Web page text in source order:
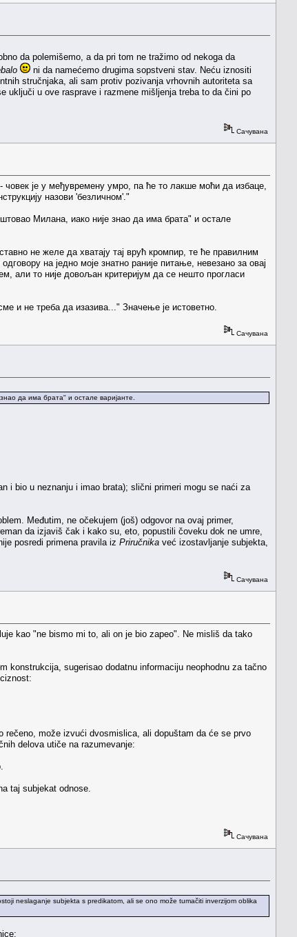
da polemišemo, a da pri tom ne tražimo od nekoga da
ni da namećemo drugima sopstveni stav. Neću iznositi
stručnjaka, ali sam protiv pozivanja vrhovnih autoriteta sa
uključi u ove rasprave i razmene mišljenja treba to da čini po
Сачувана
је у међувремену умро, па ће то лакше моћи да избаце,
назови 'безличном'."
Милана, иако није знао да има брата" и остале
не желе да хватају тај врућ кромпир, те ће правилним
на једно моје знатно раније питање, невезано за овај
али то није довољан критеријум да се нешто прогласи
и не треба да изазива..." Значење је истоветно.
Сачувана
да има брата" и остале варијанте.
i bio u neznanju i imao brata); slični primeri mogu se naći za
Međutim, ne očekujem (još) odgovor na ovaj primer,
da izjaviš čak i kako su, eto, popustili čoveku dok ne umre,
posredi primena pravila iz Priručnika već izostavljanje subjekta,
Сачувана
kao "ne bismo mi to, ali on je bio zapeo". Ne misliš da tako
konstrukcija, sugerisao dodatnu informaciju neophodnu za tačno
može izvući dvosmislica, ali dopuštam da će se prvo
delova utiče na razumevanje:
taj subjekat odnose.
Сачувана
neslaganje subjekta s predikatom, ali se ono može tumačiti inverzijom oblika